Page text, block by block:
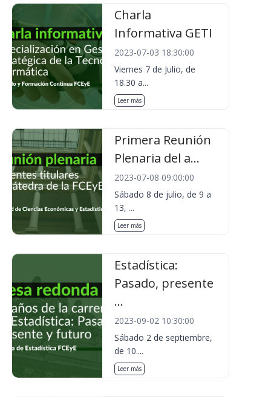
Charla
Informativa GETI
2023-07-03 18:30:00
Viernes 7 de Julio, de
18.30 a...
Leer más
Primera Reunión
Plenaria del a...
2023-07-08 09:00:00
Sábado 8 de julio, de 9 a
13, ...
Leer más
Estadística:
Pasado, presente
...
2023-09-02 10:30:00
Sábado 2 de septiembre,
de 10....
Leer más